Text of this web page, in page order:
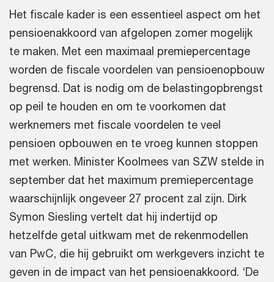
Het fiscale kader is een essentieel aspect om het
pensioenakkoord van afgelopen zomer mogelijk
te maken. Met een maximaal premiepercentage
worden de fiscale voordelen van pensioenopbouw
begrensd. Dat is nodig om de belastingopbrengst
op peil te houden en om te voorkomen dat
werknemers met fiscale voordelen te veel
pensioen opbouwen en te vroeg kunnen stoppen
met werken. Minister Koolmees van SZW stelde in
september dat het maximum premiepercentage
waarschijnlijk ongeveer 27 procent zal zijn. Dirk
Symon Siesling vertelt dat hij indertijd op
hetzelfde getal uitkwam met de rekenmodellen
van PwC, die hij gebruikt om werkgevers inzicht te
geven in de impact van het pensioenakkoord. ‘De